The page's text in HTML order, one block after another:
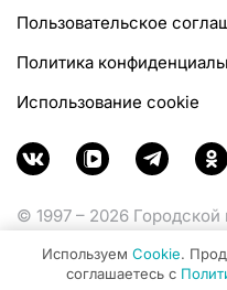
Пользовательское
Политика
Использование cookie
© 1997 – 2026 Городской
Министерства
коммуникаций
Используем Cookie.
соглашаетесь с